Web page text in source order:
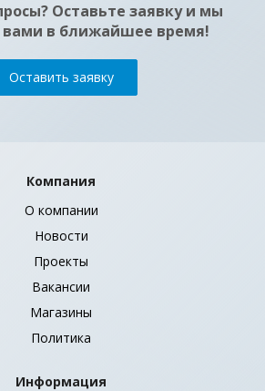
Оставьте заявку и мы
вами в ближайшее время!
Оставить заявку
Компания
О компании
Новости
Проекты
Вакансии
Магазины
Политика
Информация